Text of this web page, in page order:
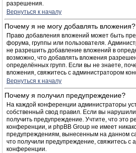
разрешения.
Вернуться к началу
Почему я не могу добавлять вложения?
Право добавления вложений может быть
форума, группы или пользователя.
не разрешить добавление вложений в
возможно, что добавлять вложения
определённых групп. Если вы не знаете,
вложения, свяжитесь с администратором
Вернуться к началу
Почему я получил предупреждение?
На каждой конференции администраторы
собственный свод правил. Если вы
получить предупреждение. Учтите, что это
конференции, и phpBB Group не имеет
предупреждениям, вынесенным на данном
что получили предупреждение, свяжитесь с
конференции.